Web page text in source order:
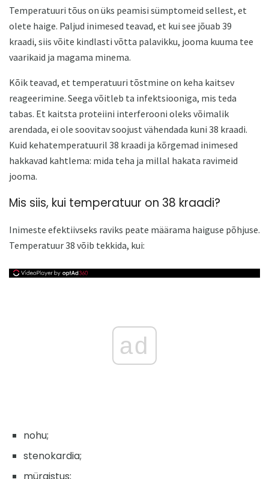
Temperatuuri tõus on üks peamisi sümptomeid sellest, et
olete haige. Paljud inimesed teavad, et kui see jõuab 39
kraadi, siis võite kindlasti võtta palavikku, jooma kuuma tee
vaarikaid ja magama minema.
Kõik teavad, et temperatuuri tõstmine on keha kaitsev
reageerimine. Seega võitleb ta infektsiooniga, mis teda
tabas. Et kaitsta proteiini interferooni oleks võimalik
arendada, ei ole soovitav soojust vähendada kuni 38 kraadi.
Kuid kehatemperatuuril 38 kraadi ja kõrgemad inimesed
hakkavad kahtlema: mida teha ja millal hakata ravimeid
jooma.
Mis siis, kui temperatuur on 38 kraadi?
Inimeste efektiivseks raviks peate määrama haiguse põhjuse.
Temperatuur 38 võib tekkida, kui:
ad
nohu;
stenokardia;